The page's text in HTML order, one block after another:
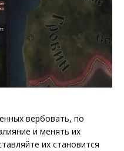
вербовать, по
и менять их
их становится